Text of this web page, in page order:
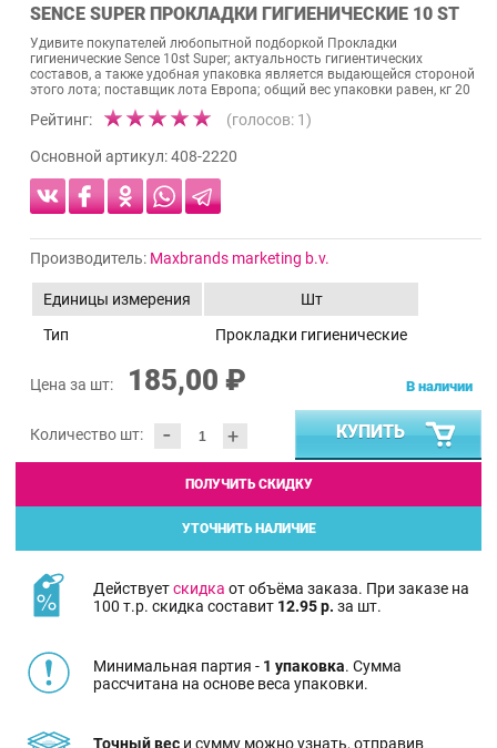
SENCE SUPER ПРОКЛАДКИ ГИГИЕНИЧЕСКИЕ 10 ST
Удивите покупателей любопытной подборкой Прокладки
гигиенические Sence 10st Super; актуальность гигиентических
составов, а также удобная упаковка является выдающейся стороной
этого лота; поставщик лота Европа; общий вес упаковки равен, кг 20
Рейтинг: (голосов: 1)
Основной артикул:408-2220
Производитель: Maxbrands marketing b.v.
Единицы измерения
Шт
Тип
Прокладки гигиенические
Цена за шт: 185,00 ₽
Количество шт: - +
В наличии
КУПИТЬ
ПОЛУЧИТЬ СКИДКУ
УТОЧНИТЬ НАЛИЧИЕ
Действуетскидка от объёма заказа. При заказе на
100 т.р. скидка составит 12.95 р. за шт.
Минимальная партия - 1 упаковка. Сумма
рассчитана на основе веса упаковки.
Точный вес и сумму можно узнать, отправив